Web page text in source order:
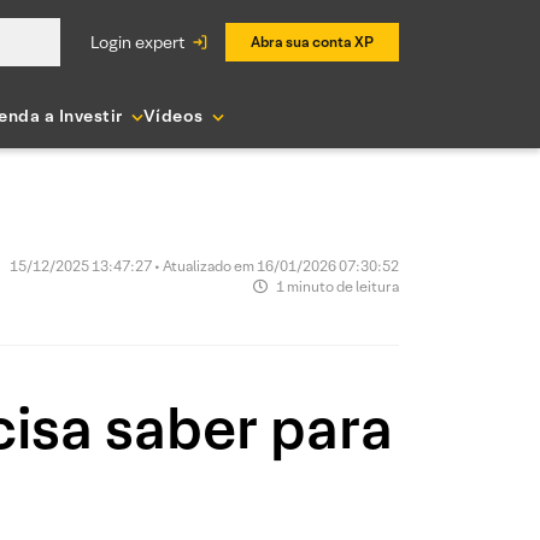
login expert Abra sua conta XP
a Investir Vídeos
15/12/2025 13:47:27 • Atualizado em 16/01/2026 07:30:52
1 minuto de leitura
saber para